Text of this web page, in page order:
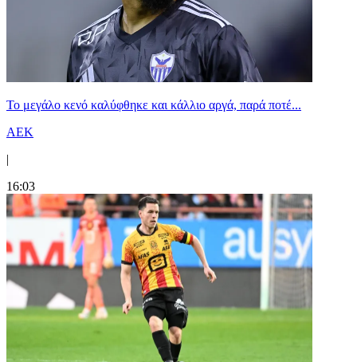
Το μεγάλο κενό καλύφθηκε και κάλλιο αργά, παρά ποτέ...
ΑΕΚ
|
16:03